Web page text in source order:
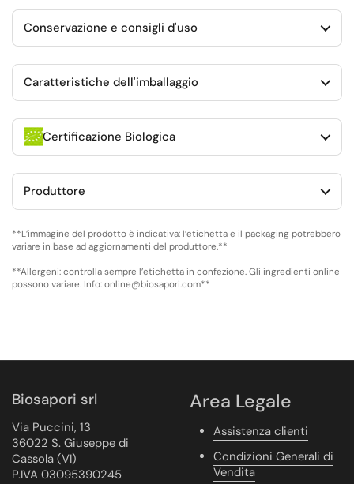
Conservazione e consigli d'uso
Caratteristiche dell'imballaggio
Certificazione Biologica
Produttore
**L’immagine del prodotto è indicativa: l’etichetta e il packaging potrebbero
variare in base ad aggiornamenti del produttore.**
**Allergeni: controlla sempre l’etichetta in confezione. Gli ingredienti online
possono variare. Info: online@biosapori.com**
Biosapori srl
Via Puccini, 13
36022 S. Giuseppe di
Cassola (VI)
P.IVA 03095390245
Area Legale
Assistenza clienti
Condizioni Generali di
Vendita